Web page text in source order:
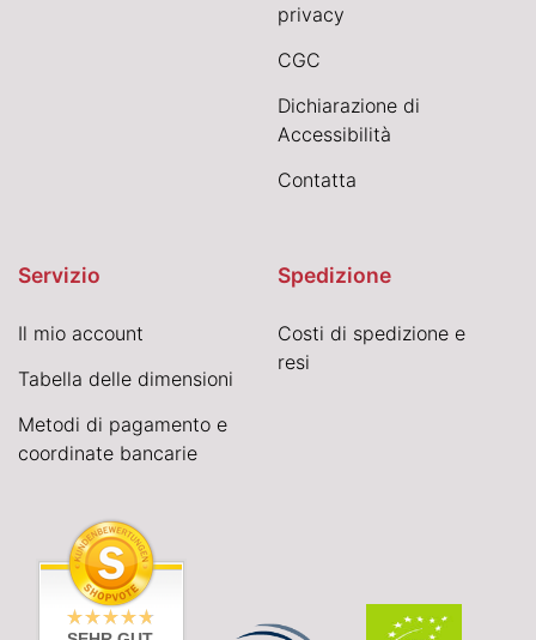
privacy
CGC
Dichiarazione di
Accessibilità
Contatta
Servizio
Il mio account
Tabella delle dimensioni
Metodi di pagamento e
coordinate bancarie
Spedizione
Costi di spedizione e
resi